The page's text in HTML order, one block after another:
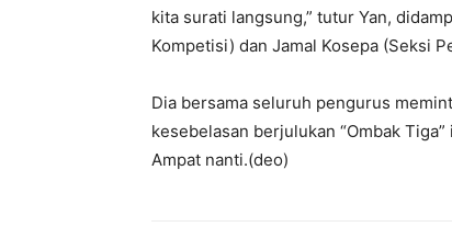
kita surati langsung,” tutur Yan,
Kompetisi) dan Jamal Kosepa (Seksi
Dia bersama seluruh pengurus
kesebelasan berjulukan “Ombak
Ampat nanti.(deo)